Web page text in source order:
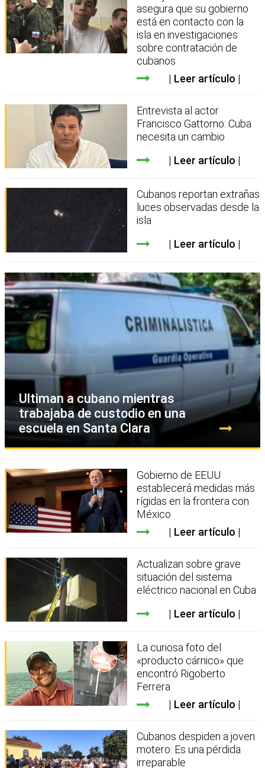
asegura que su gobierno
está en contacto con la
isla en investigaciones
sobre contratación de
cubanos
Leer artículo
Entrevista al actor
Francisco Gattorno: Cuba
necesita un cambio
Leer artículo
Cubanos reportan extrañas
luces observadas desde la
isla
Leer artículo
Ultiman a cubano mientras
trabajaba de custodio en una
escuela en Santa Clara
Gobierno de EEUU
establecerá medidas más
rígidas en la frontera con
México
Leer artículo
Actualizan sobre grave
situación del sistema
eléctrico nacional en Cuba
Leer artículo
La curiosa foto del
«producto cárnico» que
encontró Rigoberto
Ferrera
Leer artículo
Cubanos despiden a joven
motero: Es una pérdida
irreparable